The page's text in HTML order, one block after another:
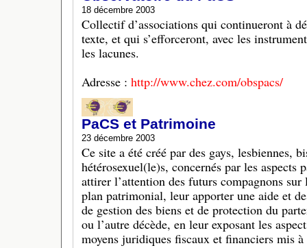
18 décembre 2003
Collectif d’associations qui continueront à
texte, et qui s’efforceront, avec les
les lacunes.
Adresse : http://www.chez.com/obspacs/
PaCS et Patrimoine
23 décembre 2003
Ce site a été créé par des gays, lesbiennes,
hétérosexuel(le)s, concernés par les aspects
attirer l’attention des futurs compagnons sur
plan patrimonial, leur apporter une aide et
de gestion des biens et de protection du
ou l’autre décède, en leur exposant les
moyens juridiques fiscaux et financiers mis